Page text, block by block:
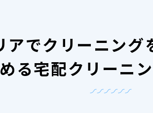
アでクリーニング
る宅配クリーニ